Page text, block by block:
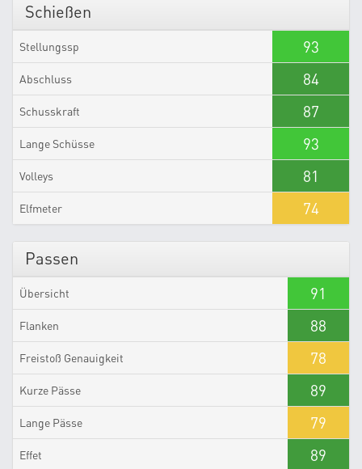
Schießen
Stellungssp 93
Abschluss 84
Schusskraft 87
Lange Schüsse 93
Volleys 81
Elfmeter 74
Passen
Übersicht 91
Flanken 88
Freistoß Genauigkeit 78
Kurze Pässe 89
Lange Pässe 79
Effet 89